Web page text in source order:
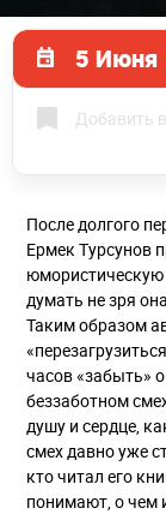
5 Июня
Добавить
После долгого
Ермек Турсунов
думать не зря
Таким образом
часов «забыть»
беззаботном
душу и сердце,
смех давно уже
кто читал его
понимают, о чем